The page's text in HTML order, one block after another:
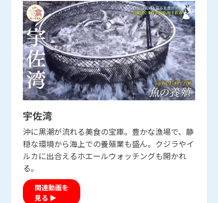
宇佐湾
宇佐湾
沖に黒潮が流れる美食の宝庫。豊かな漁場で、静
穏な環境から海上での養殖業も盛ん。クジラやイ
ルカに出合えるホエールウォッチングも開かれ
る。
関連動画を
見る ▶